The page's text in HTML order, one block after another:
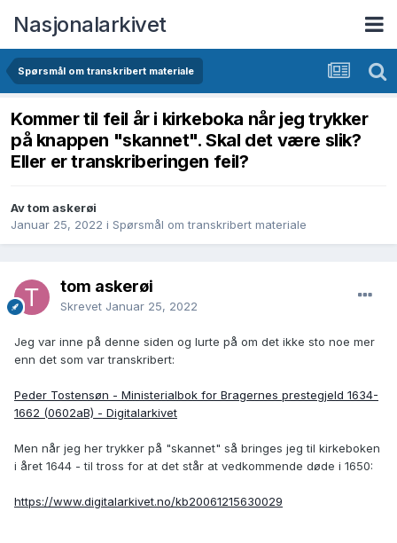
Nasjonalarkivet
Spørsmål om transkribert materiale
Kommer til feil år i kirkeboka når jeg trykker
på knappen "skannet". Skal det være slik?
Eller er transkriberingen feil?
Av tom askerøi
Januar 25, 2022 i Spørsmål om transkribert materiale
tom askerøi
Skrevet Januar 25, 2022
Jeg var inne på denne siden og lurte på om det ikke sto noe mer
enn det som var transkribert:
Peder Tostensøn - Ministerialbok for Bragernes prestegjeld 1634-
1662 (0602aB) - Digitalarkivet
Men når jeg her trykker på "skannet" så bringes jeg til kirkeboken
i året 1644 - til tross for at det står at vedkommende døde i 1650:
https://www.digitalarkivet.no/kb20061215630029